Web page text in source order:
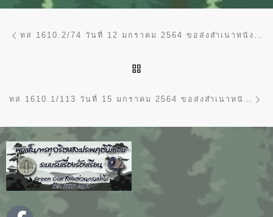
ทส 1610.2/74 วันที่ 12 มกราคม 2564 ขอส่งสำเนาหนังสือสำนักงานปลัดกระทรวงทรัพยากรธรรมชาติและสิ่งแวดล้อม เรื่อง มาตราการคลังด้านการใช้จ่ายภาครัฐ
ทส 1610.1/113 วันที่ 15 มกราคม 2564 ขอส่งสำเนาหนังสือ